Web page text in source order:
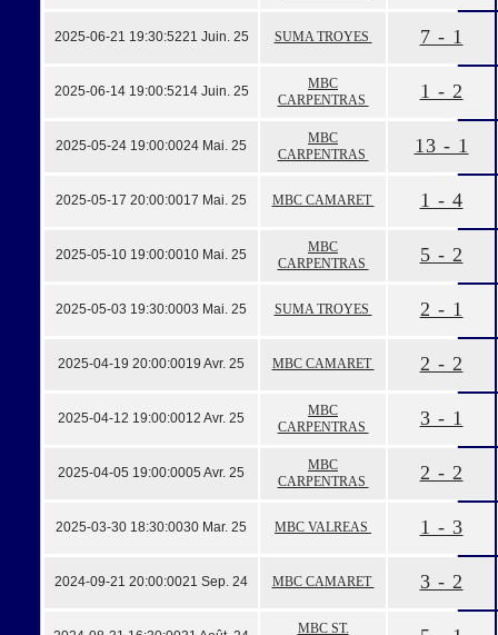
2025-06-21 19:30:5221 Juin. 25 SUMA TROYES 7 - 1
2025-06-14 19:00:5214 Juin. 25
MBC
CARPENTRAS
1 - 2
2025-05-24 19:00:0024 Mai. 25
MBC
CARPENTRAS
13 - 1
2025-05-17 20:00:0017 Mai. 25 MBC CAMARET 1 - 4
2025-05-10 19:00:0010 Mai. 25
MBC
CARPENTRAS
5 - 2
2025-05-03 19:30:0003 Mai. 25 SUMA TROYES 2 - 1
2025-04-19 20:00:0019 Avr. 25 MBC CAMARET 2 - 2
2025-04-12 19:00:0012 Avr. 25
MBC
CARPENTRAS
3 - 1
2025-04-05 19:00:0005 Avr. 25
MBC
CARPENTRAS
2 - 2
2025-03-30 18:30:0030 Mar. 25 MBC VALREAS 1 - 3
2024-09-21 20:00:0021 Sep. 24 MBC CAMARET 3 - 2
MBC ST.